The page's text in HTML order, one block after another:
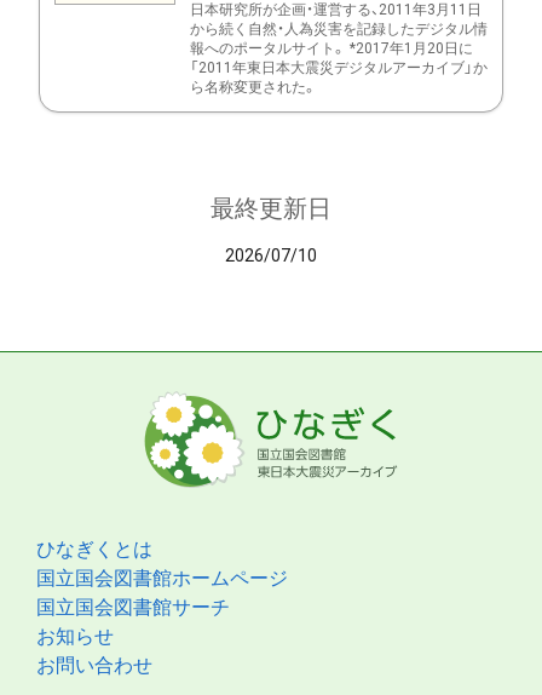
日本研究所が企画・運営する、2011年3月11日
から続く自然・人為災害を記録したデジタル情
報へのポータルサイト。 *2017年1月20日に
「2011年東日本大震災デジタルアーカイブ」か
ら名称変更された。
最終更新日
2026/07/10
ひなぎくとは
国立国会図書館ホームページ
国立国会図書館サーチ
お知らせ
お問い合わせ